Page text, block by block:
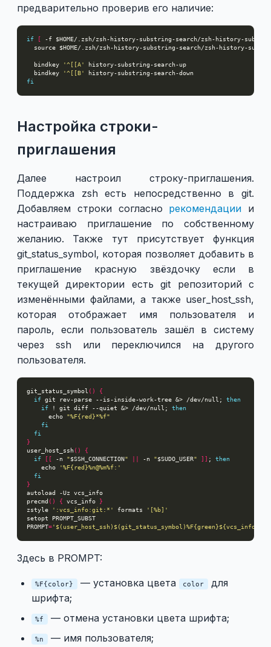
предварительно проверив его наличие:
if [ -f $HOME/.zsh/zsh-history-substring-search/zsh-history-
  bindkey
'^[[A'
  bindkey
'^[[B'
fi
Настройка строки-
приглашения
Далее настроил строку-приглашения.
Поддержка zsh есть непосредственно в git.
Добавляем строки согласно рекомендации и
настраиваю приглашение по собственному
желанию. Также тут присутствует функция
git_status_symbol, которая позволяет добавить в
приглашение красную звёздочку если в
текущей директории есть git репозиторий с
изменёнными файлами, а также user_host_ssh,
которая отображает имя пользователя и
пароль, если пользователь зашёл в систему
через ssh или переключился на другого
пользователя.
git_status_symbol ()
{
if git rev-parse --is-inside-work-tree &> /dev/null; then
if ! git diff --quiet &> /dev/null; then
      echo
"%F{red}*%f"
fi
fi
}
user_host_ssh()
{
if
[[ -n "$SSH_CONNECTION" -n "$SUDO_USER" ]] ; then
    echo
'%F{red}%n@%m%f:'
fi
}
precmd () { vcs_info }
zstyle
':vcs_info:git:*' formats
'[%b]'
PROMPT=
Здесь в PROMPT:
%F{color} — установка цвета color для
шрифта;
%f — отмена установки цвета шрифта;
%n — имя пользователя;